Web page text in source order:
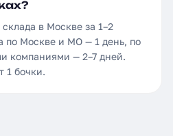
в Москве за 1–2
по Москве и МО — 1 день, по
компаниями — 2–7 дней.
1 бочки.